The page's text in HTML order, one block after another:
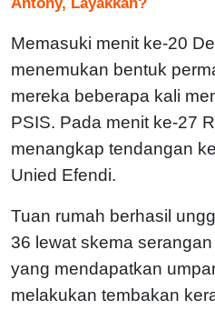
Memasuki menit ke-20
menemukan bentuk
mereka beberapa kali
PSIS. Pada menit ke-27
menangkap tendangan
Unied Efendi.
Tuan rumah berhasil
36 lewat skema
yang mendapatkan
melakukan tembakan